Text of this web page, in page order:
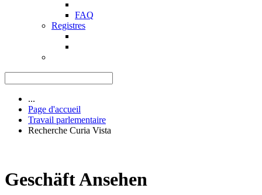
FAQ
Registres
...
Page d'accueil
Travail parlementaire
Recherche Curia Vista
Geschäft Ansehen